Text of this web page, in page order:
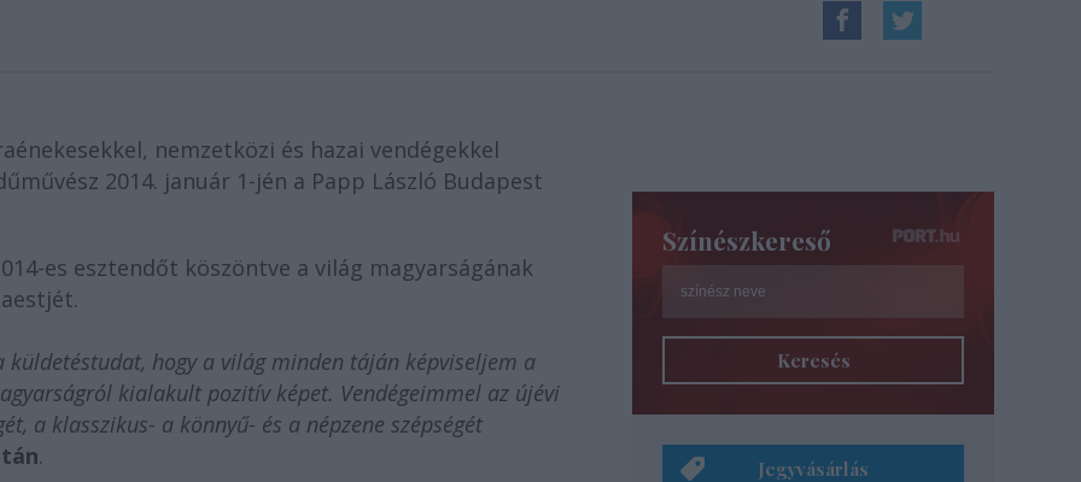
nemzetközi és hazai vendégekkel
2014. január 1-jén a Papp László Budapest
es esztendőt köszöntve a világ magyarságának
hogy a világ minden táján képviseljem a
kialakult pozitív képet. Vendégeimmel az újévi
a klasszikus- a könnyű- és a népzene szépségét
.
Színészkereső
Keresés
Jegyvásárlás